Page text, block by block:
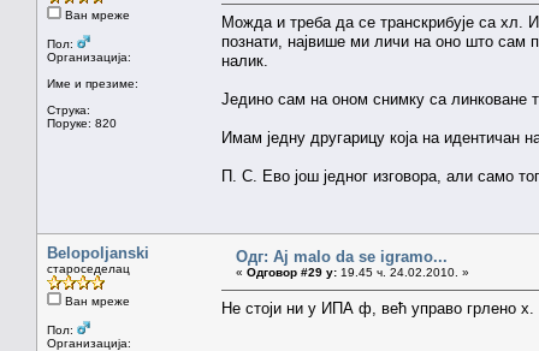
Ван мреже
Пол:
Организација:
Име и презиме:
Струка:
Поруке: 820
Можда и треба да се транскрибује са хл.
познати, највише ми личи на оно што
налик.
Једино сам на оном снимку са линковане
Имам једну другарицу која на идентичан
П. С. Ево још једног изговора, али само
Belopoljanski
староседелац
Ван мреже
Пол:
Организација:
Одг: Aj malo da se igramo...
« Одговор #29 у: 19.45 ч. 24.02.2010. »
Не стоји ни у ИПА ф, већ управо грлено х.